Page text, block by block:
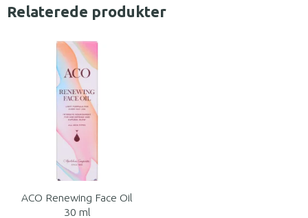
Relaterede produkter
ACO Renewing Face Oil
30 ml